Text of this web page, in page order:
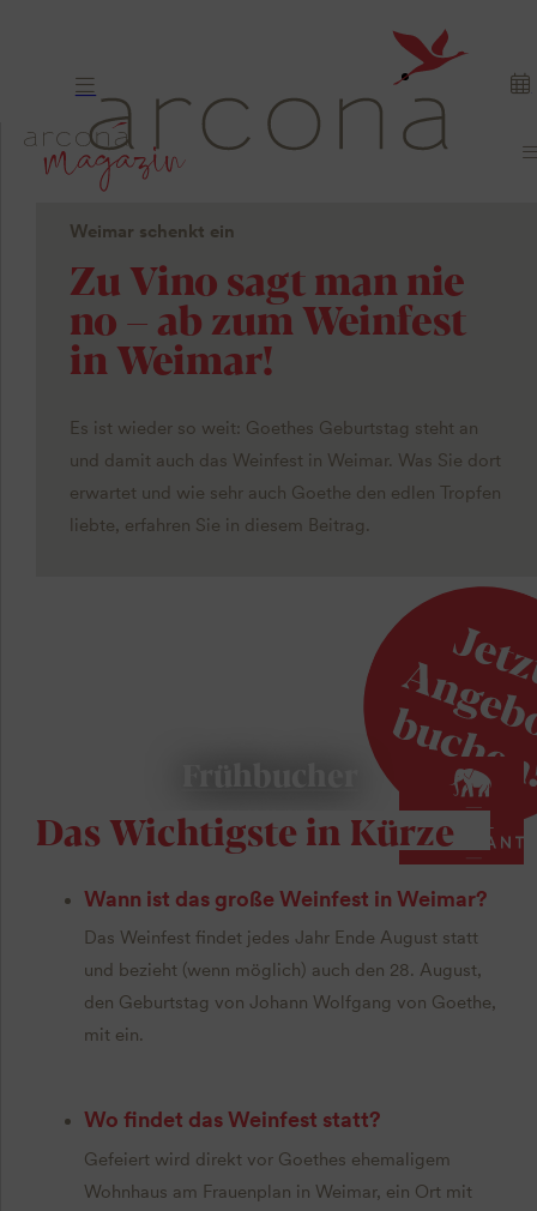
Weimar schenkt ein
Zu Vino sagt man nie
no – ab zum Weinfest
in Weimar!
Es ist wieder so weit: Goethes Geburtstag steht an
und damit auch das Weinfest in Weimar. Was Sie dort
erwartet und wie sehr auch Goethe den edlen Tropfen
liebte, erfahren Sie in diesem Beitrag.
Das Wichtigste in Kürze
Wann ist das große Weinfest in Weimar?
Das Weinfest findet jedes Jahr Ende August statt
und bezieht (wenn möglich) auch den 28. August,
den Geburtstag von Johann Wolfgang von Goethe,
mit ein.
Wo findet das Weinfest statt?
Gefeiert wird direkt vor Goethes ehemaligem
Wohnhaus am Frauenplan in Weimar, ein Ort mit